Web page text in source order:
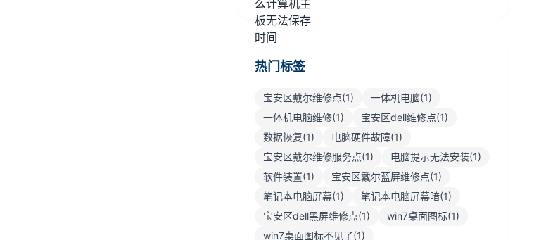
热门标签
宝安区戴尔维修点(1)
一体机电脑(1)
一体机电脑维修(1)
宝安区dell维修点(1)
数据恢复(1)
电脑硬件故障(1)
宝安区戴尔维修服务点(1)
电脑提示无法安装(1)
软件装置(1)
宝安区戴尔蓝屏维修点(1)
笔记本电脑屏幕(1)
笔记本电脑屏幕暗(1)
宝安区dell黑屏维修点(1)
win7桌面图标(1)
win7桌面图标不见了(1)